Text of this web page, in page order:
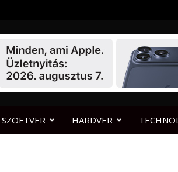
SZOFTVER HARDVER